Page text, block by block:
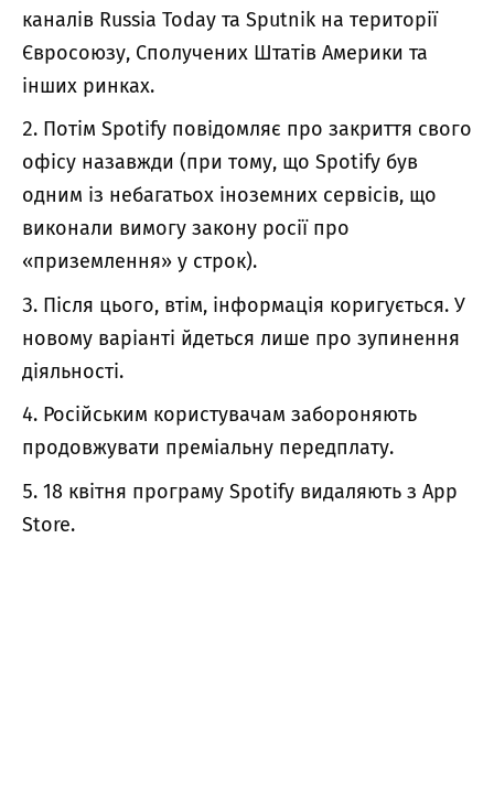
каналів Russia Today та Sputnik на території
Євросоюзу, Сполучених Штатів Америки та
інших ринках.
Потім Spotify повідомляє про закриття свого
офісу назавжди (при тому, що Spotify був
одним із небагатьох іноземних сервісів, що
виконали вимогу закону росії про
«приземлення» у строк).
Після цього, втім, інформація коригується. У
новому варіанті йдеться лише про зупинення
діяльності.
Російським користувачам забороняють
продовжувати преміальну передплату.
18 квітня програму Spotify видаляють з App
Store.